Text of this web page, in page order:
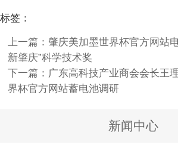
标签：
上一篇：肇庆美加墨世界杯官方网站
新肇庆”科学技术奖
下一篇：广东高科技产业商会会长王
界杯官方网站蓄电池调研
新闻中心